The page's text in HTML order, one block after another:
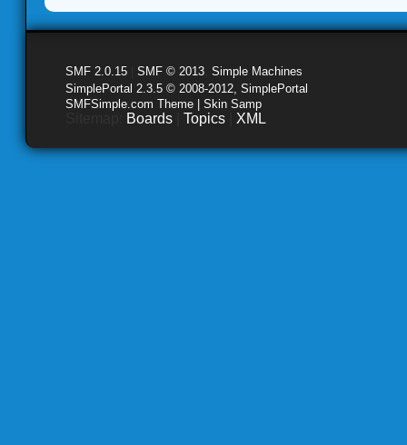
SMF 2.0.15 SMF © 2013 Simple Machines
SimplePortal 2.3.5 © 2008-2012, SimplePortal
SMFSimple.com Theme | Skin Samp
Boards Topics XML